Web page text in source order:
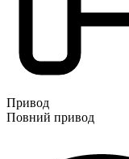
Привод
Повний привод